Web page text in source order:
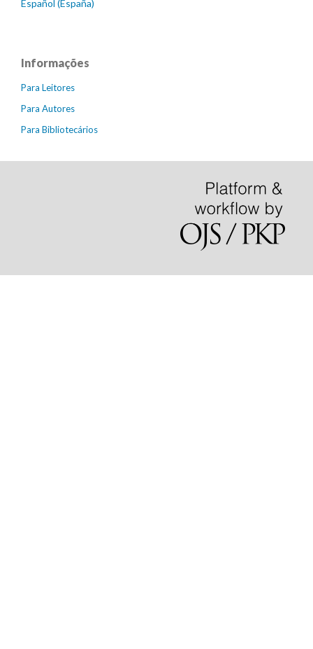
Español (España)
Informações
Para Leitores
Para Autores
Para Bibliotecários